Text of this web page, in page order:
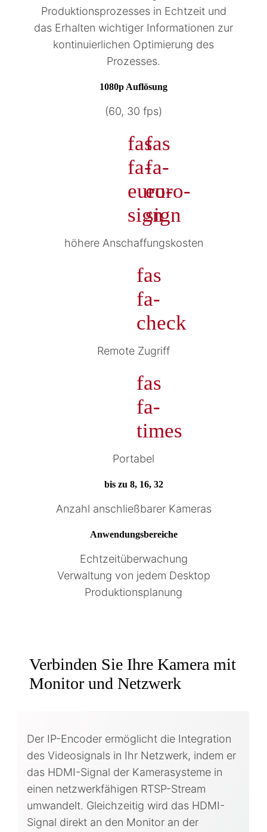
Produktionsprozesses in Echtzeit und
das Erhalten wichtiger Informationen zur
kontinuierlichen Optimierung des
Prozesses.
1080p Auflösung
(60, 30 fps)
fas
fa-
euro-
sign
fas
fa-
euro-
sign
höhere Anschaffungskosten
fas
fa-
check
Remote Zugriff
fas
fa-
times
Portabel
bis zu 8, 16, 32
Anzahl anschließbarer Kameras
Anwendungsbereiche
Echtzeitüberwachung
Verwaltung von jedem Desktop
Produktionsplanung
Verbinden Sie Ihre Kamera mit
Monitor und Netzwerk
Der IP-Encoder ermöglicht die Integration
des Videosignals in Ihr Netzwerk, indem er
das HDMI-Signal der Kamerasysteme in
einen netzwerkfähigen RTSP-Stream
umwandelt. Gleichzeitig wird das HDMI-
Signal direkt an den Monitor an der